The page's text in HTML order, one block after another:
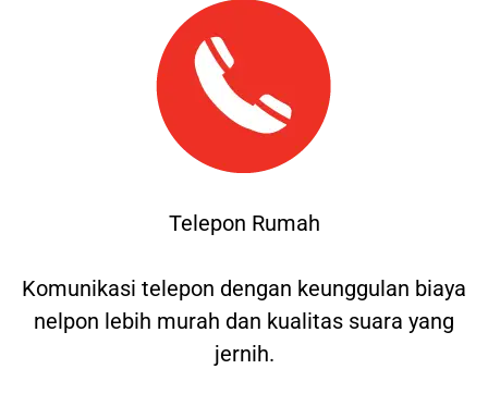
Telepon Rumah
Komunikasi telepon dengan keunggulan biaya
nelpon lebih murah dan kualitas suara yang
jernih.